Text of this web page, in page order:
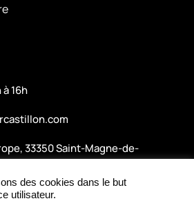
16h
33350 Saint-Magne-de-
des cookies dans le but
utilisateur.